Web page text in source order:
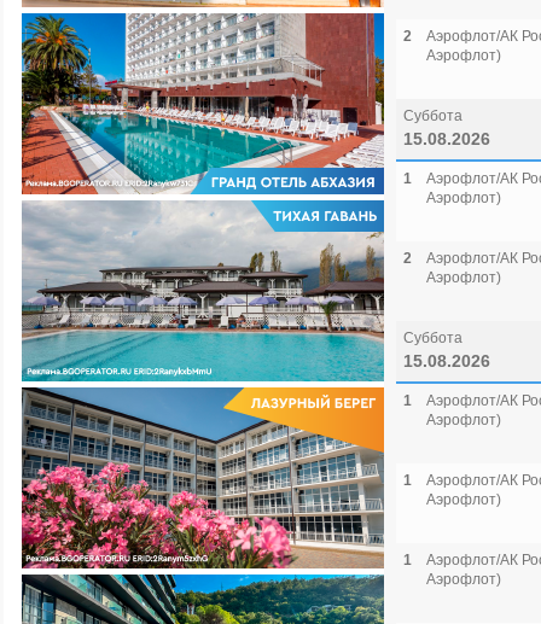
2
Аэрофлот/АК
Аэрофлот)
Суббота
15.08.2026
1
Аэрофлот/АК
Аэрофлот)
2
Аэрофлот/АК
Аэрофлот)
Суббота
15.08.2026
1
Аэрофлот/АК
Аэрофлот)
1
Аэрофлот/АК
Аэрофлот)
1
Аэрофлот/АК
Аэрофлот)